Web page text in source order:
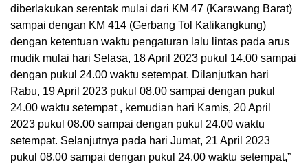
diberlakukan serentak mulai dari KM 47 (Karawang Barat)
sampai dengan KM 414 (Gerbang Tol Kalikangkung)
dengan ketentuan waktu pengaturan lalu lintas pada arus
mudik mulai hari Selasa, 18 April 2023 pukul 14.00 sampai
dengan pukul 24.00 waktu setempat. Dilanjutkan hari
Rabu, 19 April 2023 pukul 08.00 sampai dengan pukul
24.00 waktu setempat , kemudian hari Kamis, 20 April
2023 pukul 08.00 sampai dengan pukul 24.00 waktu
setempat. Selanjutnya pada hari Jumat, 21 April 2023
pukul 08.00 sampai dengan pukul 24.00 waktu setempat,”